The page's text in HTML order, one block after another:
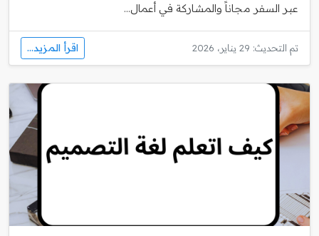
عبر السفر مجاناً والمشاركة في أعمال...
تم التحديث: 29 يناير، 2026 اقرأ المزيد...